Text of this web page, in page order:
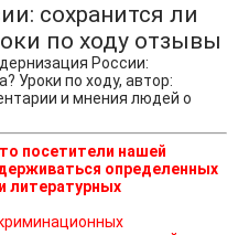
сохранится ли
по ходу отзывы
России:
Уроки по ходу, автор:
и мнения людей о
посетители нашей
определенных
литературных